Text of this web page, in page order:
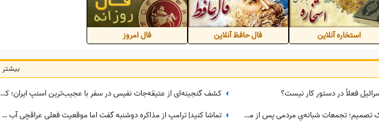
استخاره آنلاین فال حافظ آنلاین فال امروز
بیشتر
فعلاً در دستور کار نیست؟
کشف گنجینه‌ای از عتیقه‌جات نفیس در سفر با عجیب‌ترین اسنپ ایران؛ کلکسیونی که همه را شگفت‌زده کرد
ببینید| جلسات فشرده برای یک تصمیم؛ تجمعات شبانه‌یِ مردمی پس از ماه صفر باز هم ادامه دارد؟
تماشا کنید| ترامپ از مذاکره دوشنبه گفت اما موقعیت فعلی عراقچی آب پاکی رو دست کاخ‌سفیدنشینان ریخت؛ وزیر امورخارجه کجاست؟